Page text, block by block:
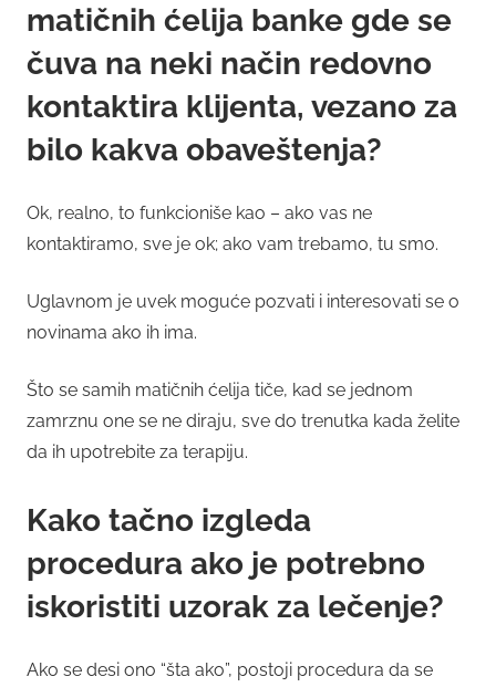
matičnih ćelija banke gde se
čuva na neki način redovno
kontaktira klijenta, vezano za
bilo kakva obaveštenja?
Ok, realno, to funkcioniše kao – ako vas ne
kontaktiramo, sve je ok; ako vam trebamo, tu smo.
Uglavnom je uvek moguće pozvati i interesovati se o
novinama ako ih ima.
Što se samih matičnih ćelija tiče, kad se jednom
zamrznu one se ne diraju, sve do trenutka kada želite
da ih upotrebite za terapiju.
Kako tačno izgleda
procedura ako je potrebno
iskoristiti uzorak za lečenje?
Ako se desi ono “šta ako”, postoji procedura da se